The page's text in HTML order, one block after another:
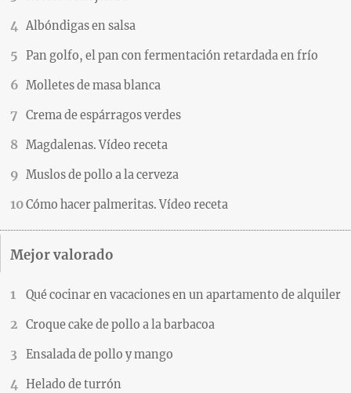
Albóndigas en salsa
Pan golfo, el pan con fermentación retardada en frío
Molletes de masa blanca
Crema de espárragos verdes
Magdalenas. Vídeo receta
Muslos de pollo a la cerveza
Cómo hacer palmeritas. Vídeo receta
Mejor valorado
Qué cocinar en vacaciones en un apartamento de alquiler
Croque cake de pollo a la barbacoa
Ensalada de pollo y mango
Helado de turrón